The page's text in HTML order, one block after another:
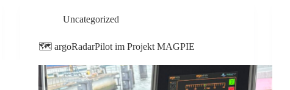
Uncategorized
🗺️ argoRadarPilot im Projekt MAGPIE